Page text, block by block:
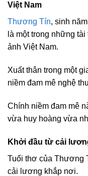
Việt Nam
Thương Tín, sinh
là một trong những
ảnh Việt Nam.
Xuất thân trong một
niềm đam mê nghệ
Chính niềm đam mê
vừa huy hoàng vừa
Khởi đầu từ cải
Tuổi thơ của Thương
cải lương khắp nơi.